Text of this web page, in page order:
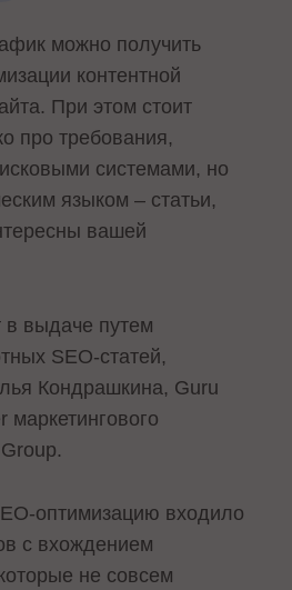
можно получить
контентной
При этом стоит
про требования,
системами, но
языком – статьи,
вашей
в выдаче путем
SEO-статей,
Кондрашкина, Guru
маркетингового
оптимизацию входило
с вхождением
не совсем